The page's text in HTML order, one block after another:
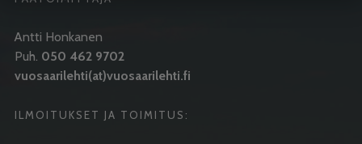
Antti Honkanen
Puh. 050 462 9702
vuosaarilehti(at)vuosaarilehti.fi
ILMOITUKSET JA TOIMITUS: